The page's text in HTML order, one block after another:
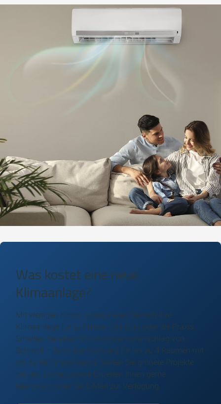
Was kostet eine neue
Klimaanlage?
Mit wenigen Klicks konfigurieren Sie sich Ihre
Klimaanlage für zu Hause, fürs Büro oder die Praxis.
Erhalten Sie einen Sofort-Kostenvoranschlag von
Schmoll + Sohn aus Nürnberg für bis zu 4 Räumen mit
bis zu 40 m2 pro Raum. Sollten Sie größere Projekte
planen, stehen unsere Experten Ihnen gerne
telefonisch oder per E-Mail zur Verfügung.